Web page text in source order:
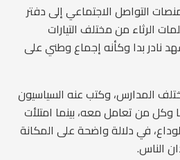
التواصل الاجتماعي إلى دفتر
الرثاء من مختلف التيارات
نادر بدا وكأنه إجماع وطني على
المدارس، وكتب عنه السياسيون
وكل من تعامل معه، بينما امتلأت
في دلالة واضحة على المكانة
الناس.